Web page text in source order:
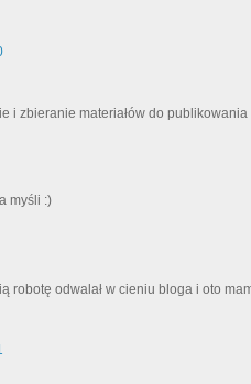
i zbieranie materiałów do publikowania
myśli :)
robotę odwalał w cieniu bloga i oto